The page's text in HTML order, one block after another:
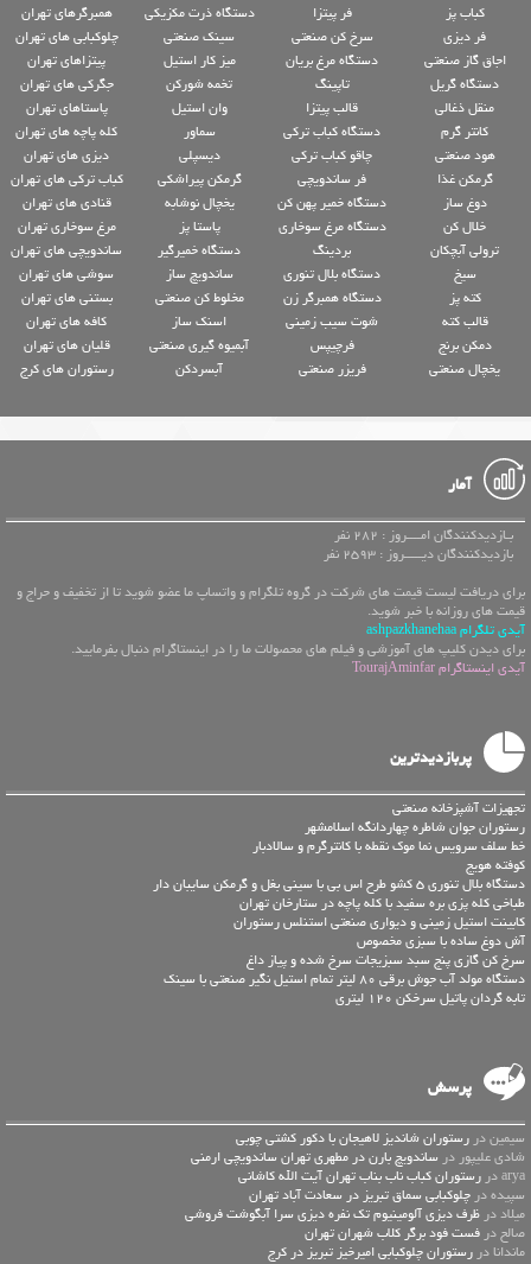
کباب پز
فر دیزی
اجاق گاز صنعتی
دستگاه گریل
منقل ذغالی
کانتر گرم
هود صنعتی
گرمکن غذا
دوغ ساز
خلال کن
ترولی آبچکان
سیخ
کته پز
قالب کته
دمکن برنج
یخچال صنعتی
فر پیتزا
سرخ کن صنعتی
دستگاه مرغ بریان
تاپینگ
قالب پیتزا
دستگاه کباب ترکی
چاقو کباب ترکی
فر ساندویچی
دستگاه خمیر پهن کن
دستگاه مرغ سوخاری
بردینگ
دستگاه بلال تنوری
دستگاه همبرگر زن
شوت سیب زمینی
فرچیپس
فریزر صنعتی
دستگاه ذرت مکزیکی
سینک صنعتی
میز کار استیل
تخمه شورکن
وان استیل
سماور
دیسپلی
گرمکن پیراشکی
یخچال نوشابه
پاستا پز
دستگاه خمیرگیر
ساندویچ ساز
مخلوط کن صنعتی
اسنک ساز
آبمیوه گیری صنعتی
آبسردکن
همبرگرهای تهران
چلوکبابی های تهران
پیتزاهای تهران
جگرکی های تهران
پاستاهای تهران
کله پاچه های تهران
دیزی های تهران
کباب ترکی های تهران
قنادی های تهران
مرغ سوخاری تهران
ساندویچی های تهران
سوشی های تهران
بستنی های تهران
کافه های تهران
قلیان های تهران
رستوران های کرج
آمار
بـازدیدکنندگان امــــروز : 282 نفر
بازدیدکنندگان دیـــــروز : 2593 نفر
برای دریافت لیست قیمت های شرکت در گروه تلگرام و واتساپ ما عضو شوید تا از تخفیف و حراج و
قیمت های روزانه با خبر شوید.
آیدی تلگرام ashpazkhanehaa
برای دیدن کلیپ های آموزشی و فیلم های محصولات ما را در اینستاگرام دنبال بفرمایید.
آیدی اینستاگرام TourajAminfar
پربازدیدترین
تجهیزات آشپزخانه صنعتی
رستوران جوان شاطره چهاردانگه اسلامشهر
خط سلف سرویس نما موک نقطه با کانترگرم و سالادبار
کوفته هویج
دستگاه بلال تنوری 5 کشو طرح اس بی با سینی بغل و گرمکن سایبان دار
طباخی کله پزی بره سفید با کله پاچه در ستارخان تهران
کابینت استیل زمینی و دیواری صنعتی استنلس رستوران
آش دوغ ساده با سبزی مخصوص
سرخ کن گازی پنج سبد سبزیجات سرخ شده و پیاز داغ
دستگاه مولد آب جوش برقی 80 لیتر تمام استیل نگیر صنعتی با سینک
تابه گردان پاتیل سرخکن 120 لیتری
پرسش
سیمین در رستوران شاندیز لاهیجان با دکور کشتی چوبی
شادی علیپور در ساندویچ بارن در مطهری تهران ساندویچی ارمنی
arya در
رستوران کباب ناب بناب تهران آیت الله کاشانی
سپیده در چلوکبابی سماق تبریز در سعادت آباد تهران
میلاد در ظرف دیزی آلومینیوم تک نفره دیزی سرا آبگوشت فروشی
صالح در فست فود برگر کلاب شهران تهران
ماندانا در رستوران چلوکبابی امیرخیز تبریز در کرج